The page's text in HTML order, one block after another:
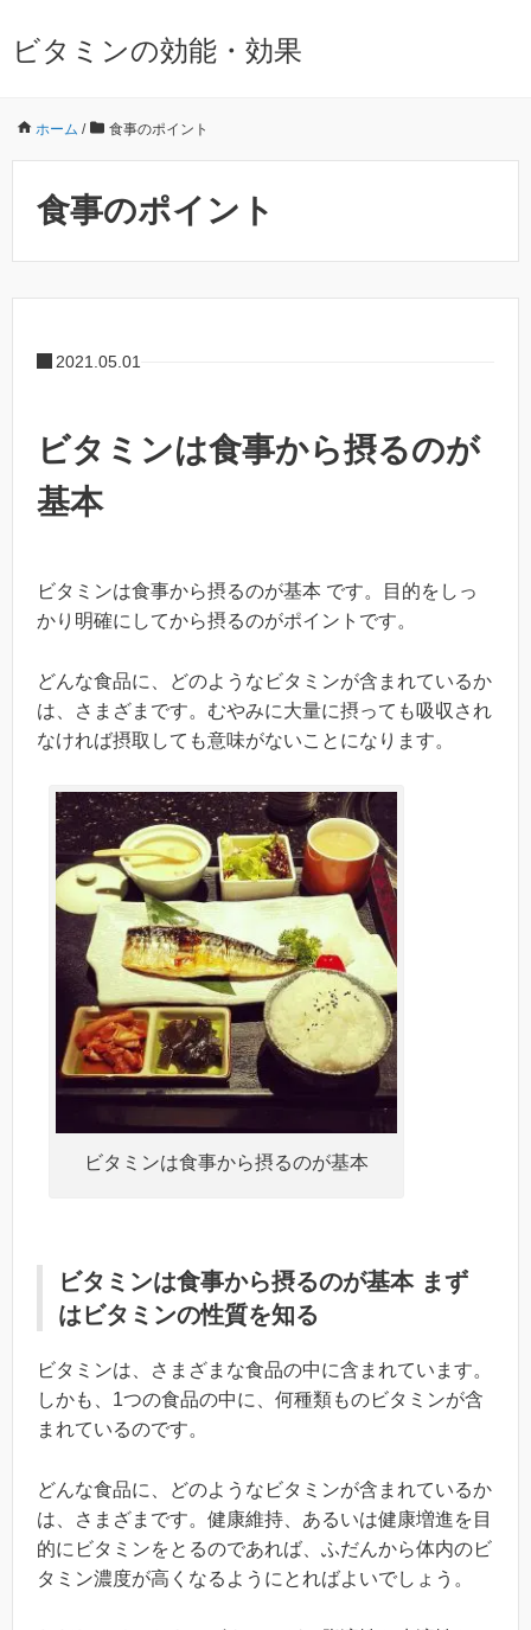
ビタミンの効能・効果
ホーム / 食事のポイント
食事のポイント
2021.05.01
ビタミンは食事から摂るのが
基本
ビタミンは食事から摂るのが基本 です。目的をしっ
かり明確にしてから摂るのがポイントです。
どんな食品に、どのようなビタミンが含まれているか
は、さまざまです。むやみに大量に摂っても吸収され
なければ摂取しても意味がないことになります。
ビタミンは食事から摂るのが基本
ビタミンは食事から摂るのが基本 まず
はビタミンの性質を知る
ビタミンは、さまざまな食品の中に含まれています。
しかも、1つの食品の中に、何種類ものビタミンが含
まれているのです。
どんな食品に、どのようなビタミンが含まれているか
は、さまざまです。健康維持、あるいは健康増進を目
的にビタミンをとるのであれば、ふだんから体内のビ
タミン濃度が高くなるようにとればよいでしょう。